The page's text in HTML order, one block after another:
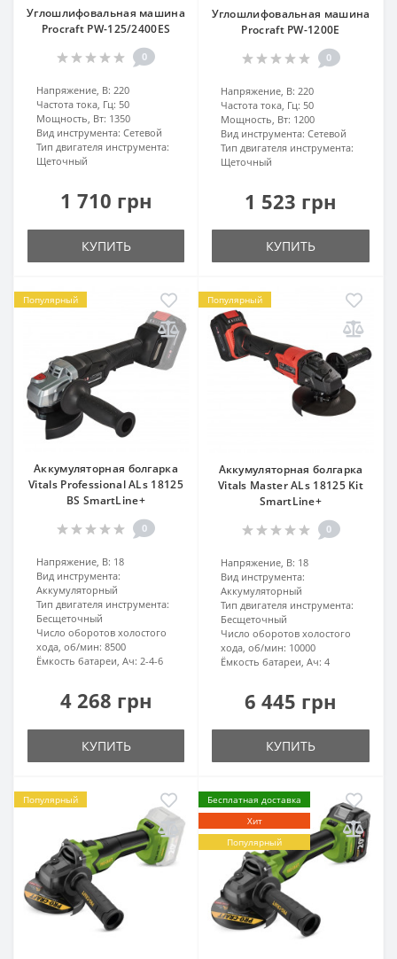
Углошлифовальная машина
Procraft PW-125/2400ES
0
Напряжение, В: 220
Частота тока, Гц: 50
Мощность, Вт: 1350
Вид инструмента: Сетевой
Тип двигателя инструмента:
Щеточный
1 710 грн
КУПИТЬ
Углошлифовальная машина
Procraft PW-1200E
0
Напряжение, В: 220
Частота тока, Гц: 50
Мощность, Вт: 1200
Вид инструмента: Сетевой
Тип двигателя инструмента:
Щеточный
1 523 грн
КУПИТЬ
Популярный
Аккумуляторная болгарка
Vitals Professional ALs 18125
BS SmartLine+
0
Напряжение, В: 18
Вид инструмента:
Аккумуляторный
Тип двигателя инструмента:
Бесщеточный
Число оборотов холостого
хода, об/мин: 8500
Ёмкость батареи, Ач: 2-4-6
4 268 грн
КУПИТЬ
Популярный
Аккумуляторная болгарка
Vitals Master ALs 18125 Kit
SmartLine+
0
Напряжение, В: 18
Вид инструмента:
Аккумуляторный
Тип двигателя инструмента:
Бесщеточный
Число оборотов холостого
хода, об/мин: 10000
Ёмкость батареи, Ач: 4
6 445 грн
КУПИТЬ
Популярный
Бесплатная доставка
Хит
Популярный